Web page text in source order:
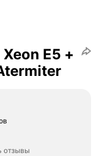
E5 +
отзывы